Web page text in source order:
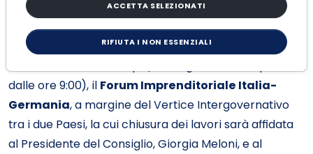
Il prossimo 23 gennaio 2026si terrà a Roma, presso
dalle ore 9:00), il Forum Imprenditoriale Italia-
Germania, a margine del Vertice Intergovernativo
tra i due Paesi, la cui chiusura dei lavori sarà affidata
al Presidente del Consiglio, Giorgia Meloni, e al
ACCETTA SELEZIONATI
RIFIUTA I NON ESSENZIALI